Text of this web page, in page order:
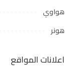
هواوي
هونر
اعلانات المواقع